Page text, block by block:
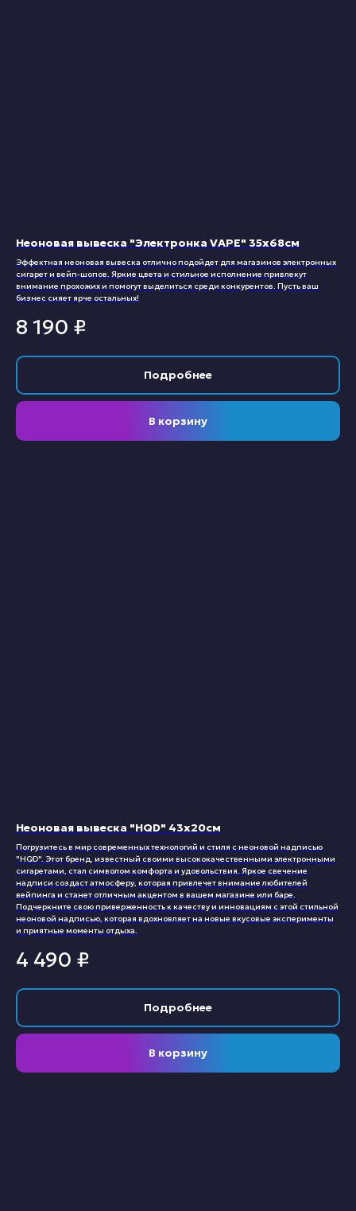
Неоновая вывеска "Электронка VAPE" 35х68см
Эффектная неоновая вывеска отлично подойдет для магазинов электронных
сигарет и вейп-шопов. Яркие цвета и стильное исполнение привлекут
внимание прохожих и помогут выделиться среди конкурентов. Пусть ваш
бизнес сияет ярче остальных!
8 190 ₽
Подробнее
В корзину
Неоновая вывеска "HQD" 43х20см
Погрузитесь в мир современных технологий и стиля с неоновой надписью
"HQD". Этот бренд, известный своими высококачественными электронными
сигаретами, стал символом комфорта и удовольствия. Яркое свечение
надписи создаст атмосферу, которая привлечет внимание любителей
вейпинга и станет отличным акцентом в вашем магазине или баре.
Подчеркните свою приверженность к качеству и инновациям с этой стильной
неоновой надписью, которая вдохновляет на новые вкусовые эксперименты
и приятные моменты отдыха.
4 490 ₽
Подробнее
В корзину